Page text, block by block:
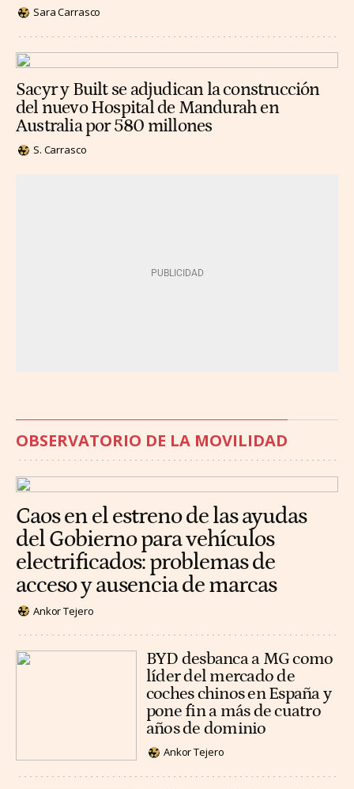
Sara Carrasco
Sacyr y Built se adjudican la construcción
del nuevo Hospital de Mandurah en
Australia por 580 millones
S. Carrasco
OBSERVATORIO DE LA MOVILIDAD
Caos en el estreno de las ayudas
del Gobierno para vehículos
electrificados: problemas de
acceso y ausencia de marcas
Ankor Tejero
BYD desbanca a MG como
líder del mercado de
coches chinos en España y
pone fin a más de cuatro
años de dominio
Ankor Tejero